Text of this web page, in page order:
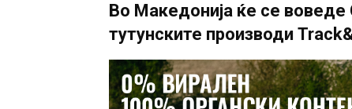
Во Македонија ќе се
тутунските производи